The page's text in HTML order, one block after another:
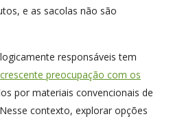
e as sacolas não são
responsáveis tem
crescente preocupação com os
por materiais convencionais de
contexto, explorar opções